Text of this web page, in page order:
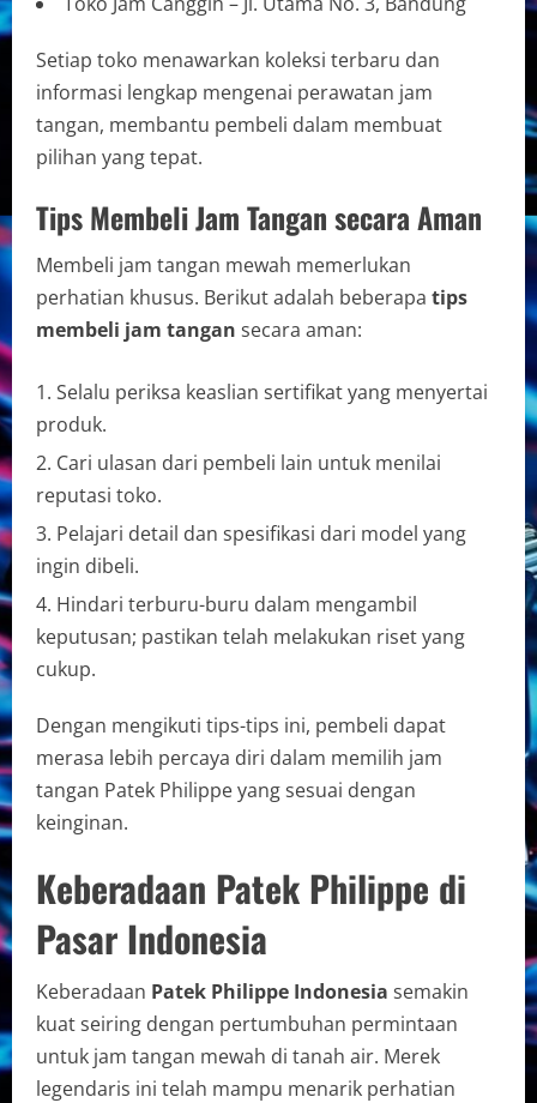
Setiap toko menawarkan koleksi terbaru dan
informasi lengkap mengenai perawatan jam
tangan, membantu pembeli dalam membuat
pilihan yang tepat.
Tips Membeli Jam Tangan secara Aman
Membeli jam tangan mewah memerlukan
perhatian khusus. Berikut adalah beberapa tips
membeli jam tangan secara aman:
Selalu periksa keaslian sertifikat yang menyertai
produk.
Cari ulasan dari pembeli lain untuk menilai
reputasi toko.
Pelajari detail dan spesifikasi dari model yang
ingin dibeli.
Hindari terburu-buru dalam mengambil
keputusan; pastikan telah melakukan riset yang
cukup.
Dengan mengikuti tips-tips ini, pembeli dapat
merasa lebih percaya diri dalam memilih jam
tangan Patek Philippe yang sesuai dengan
keinginan.
Keberadaan Patek Philippe di
Pasar Indonesia
Keberadaan Patek Philippe Indonesia semakin
kuat seiring dengan pertumbuhan permintaan
untuk jam tangan mewah di tanah air. Merek
legendaris ini telah mampu menarik perhatian